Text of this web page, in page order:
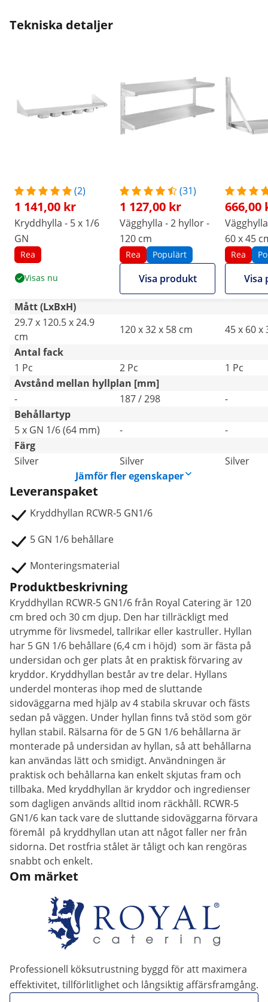
Tekniska detaljer
(2)
1 141,00 kr
Kryddhylla - 5 x 1/6
GN
Rea
Visas nu
(31)
1 127,00 kr
Vägghylla - 2 hyllor -
120 cm
Rea Populärt
Visa produkt
666,00
60 x 45
Rostfritt
Rea
Visa
Mått (LxBxH)
29.7 x 120.5 x 24.9
cm
120 x 32 x 58 cm
45 x 60 x
Antal fack
1 Pc
2 Pc
1 Pc
Avstånd mellan hyllplan [mm]
-
187 / 298
-
Behållartyp
5 x GN 1/6 (64 mm)
-
-
Färg
Silver
Silver
Silver
Jämför fler egenskaper
Leveranspaket
Kryddhyllan RCWR-5 GN1/6
5 GN 1/6 behållare
Monteringsmaterial
Produktbeskrivning
Kryddhyllan RCWR-5 GN1/6 från Royal Catering är 120
cm bred och 30 cm djup. Den har tillräckligt med
utrymme för livsmedel, tallrikar eller kastruller. Hyllan
har 5 GN 1/6 behållare (6,4 cm i höjd) som är fästa på
undersidan och ger plats åt en praktisk förvaring av
kryddor. Kryddhyllan består av tre delar. Hyllans
underdel monteras ihop med de sluttande
sidoväggarna med hjälp av 4 stabila skruvar och fästs
sedan på väggen. Under hyllan finns två stöd som gör
hyllan stabil. Rälsarna för de 5 GN 1/6 behållarna är
monterade på undersidan av hyllan, så att behållarna
kan användas lätt och smidigt. Användningen är
praktisk och behållarna kan enkelt skjutas fram och
tillbaka. Med kryddhyllan är kryddor och ingredienser
som dagligen används alltid inom räckhåll. RCWR-5
GN1/6 kan tack vare de sluttande sidoväggarna förvara
föremål på kryddhyllan utan att något faller ner från
sidorna. Det rostfria stålet är tåligt och kan rengöras
snabbt och enkelt.
Om märket
Professionell köksutrustning byggd för att maximera
effektivitet, tillförlitlighet och långsiktig affärsframgång.